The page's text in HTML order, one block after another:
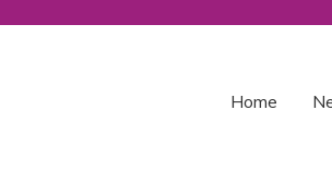
Home